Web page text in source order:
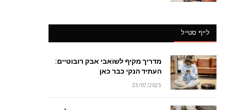
לייף סטייל
מדריך מקיף לשואבי אבק רובוטיים:
העתיד הנקי כבר כאן
23/07/2025